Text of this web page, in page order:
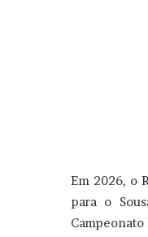
Em 2026, o
para o